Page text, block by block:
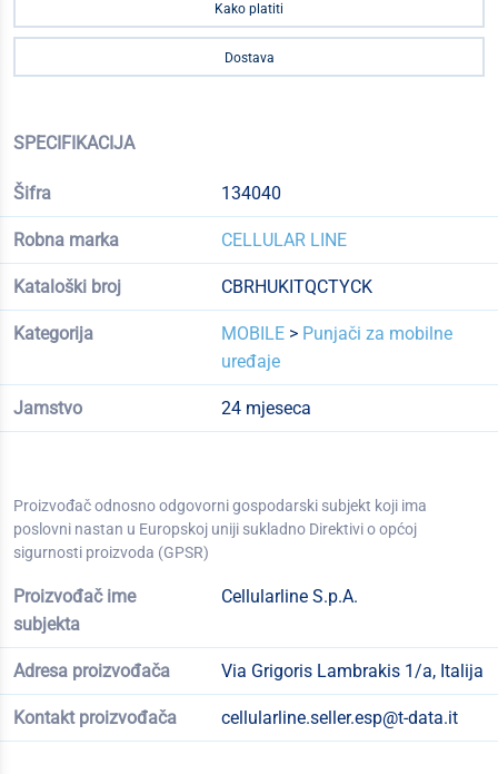
Kako platiti
Dostava
SPECIFIKACIJA
Šifra 134040
Robna marka CELLULAR LINE
Kataloški broj CBRHUKITQCTYCK
Kategorija MOBILE> Punjači za mobilne
uređaje
Jamstvo 24 mjeseca
Proizvođač odnosno odgovorni gospodarski subjekt koji ima
poslovni nastan u Europskoj uniji sukladno Direktivi o općoj
sigurnosti proizvoda (GPSR)
Proizvođač ime
subjekta
Cellularline S.p.A.
Adresa proizvođača Via Grigoris Lambrakis 1/a, Italija
Kontakt proizvođača cellularline.seller.esp@t-data.it